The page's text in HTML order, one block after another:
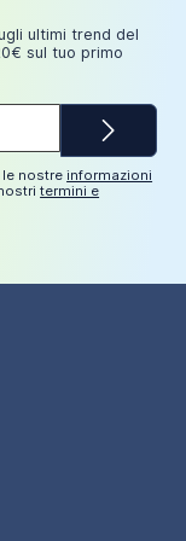
ultimi trend del
sul tuo primo
le nostreinformazioni
termini e